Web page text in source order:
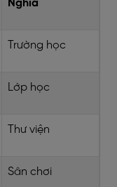
Nghĩa
Trường học
Lớp học
Thư viện
Sân chơi